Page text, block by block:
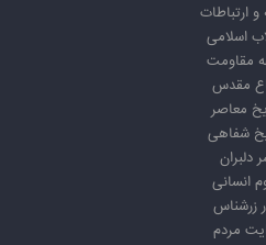
و ارتباطات
اسلامی
مقاومت
مقدس
معاصر
شفاهی
دلبران
انسانی
زرشناس
مردم